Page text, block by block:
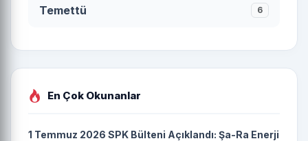
Temettü 6
En Çok Okunanlar
1 Temmuz 2026 SPK Bülteni Açıklandı: Şa-Ra Enerji